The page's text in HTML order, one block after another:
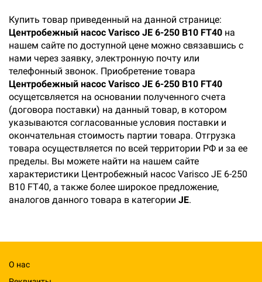
Купить товар приведенный на данной странице:
Центробежный насос Varisco JE 6-250 B10 FT40 на
нашем сайте по доступной цене можно связавшись с
нами через заявку, электронную почту или
телефонный звонок. Приобретение товара
Центробежный насос Varisco JE 6-250 B10 FT40
осущетсвляется на основании полученного счета
(договора поставки) на данный товар, в котором
указываются согласованные условия поставки и
окончательная стоимость партии товара. Отгрузка
товара осуществляется по всей территории РФ и за ее
пределы. Вы можете найти на нашем сайте
характеристики Центробежный насос Varisco JE 6-250
B10 FT40, а также более широкое предложение,
аналогов данного товара в категории JE.
О нас